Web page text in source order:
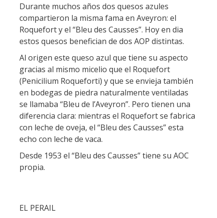
Durante muchos años dos quesos azules
compartieron la misma fama en Aveyron: el
Roquefort y el “Bleu des Causses”. Hoy en dia
estos quesos benefician de dos AOP distintas.
Al origen este queso azul que tiene su aspecto
gracias al mismo micelio que el Roquefort
(Penicilium Roqueforti) y que se envieja también
en bodegas de piedra naturalmente ventiladas
se llamaba “Bleu de l’Aveyron”. Pero tienen una
diferencia clara: mientras el Roquefort se fabrica
con leche de oveja, el “Bleu des Causses” esta
echo con leche de vaca.
Desde 1953 el “Bleu des Causses” tiene su AOC
propia.
EL PERAIL